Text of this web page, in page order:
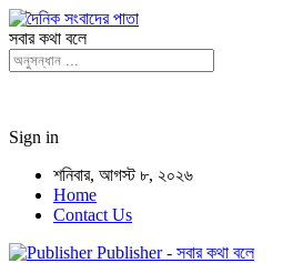
সবার কথা বলে
Sign in
শনিবার, আগস্ট ৮, ২০২৬
Home
Contact Us
Publisher - সবার কথা বলে